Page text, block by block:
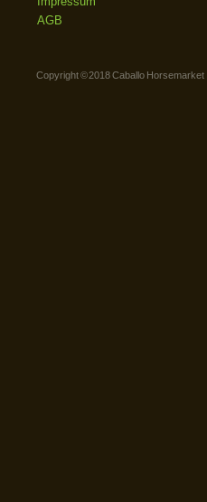
AGB
Copyright © 2018 Caballo Horsemarket